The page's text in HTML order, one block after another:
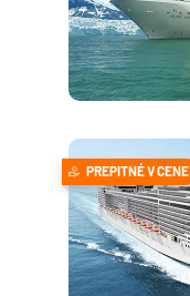
PREPITNÉ V CENE